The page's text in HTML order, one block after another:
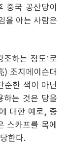
중국 공산당이
을 아는 사람은
조하는 정도’로
) 조지메이슨대
순한 색이 아닌
하는 것은 당을
대한 예로, 중
스카프를 목에
한다.